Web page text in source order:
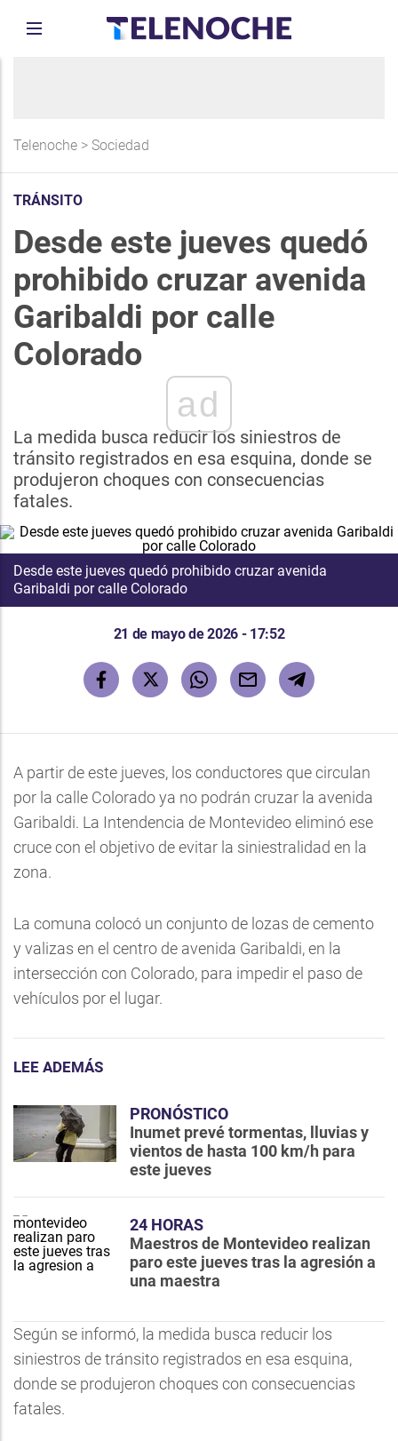
Telenoche > Sociedad
TRÁNSITO
Desde este jueves quedó
prohibido cruzar avenida
Garibaldi por calle
Colorado
ad
La medida busca reducir los siniestros de
tránsito registrados en esa esquina, donde se
produjeron choques con consecuencias
fatales.
Desde este jueves quedó prohibido cruzar avenida
Garibaldi por calle Colorado
21 de mayo de 2026 - 17:52
A partir de este jueves, los conductores que circulan
por la calle Colorado ya no podrán cruzar la avenida
Garibaldi. La Intendencia de Montevideo eliminó ese
cruce con el objetivo de evitar la siniestralidad en la
zona.
La comuna colocó un conjunto de lozas de cemento
y valizas en el centro de avenida Garibaldi, en la
intersección con Colorado, para impedir el paso de
vehículos por el lugar.
LEE ADEMÁS
PRONÓSTICO
Inumet prevé tormentas, lluvias y
vientos de hasta 100 km/h para
este jueves
24 HORAS
Maestros de Montevideo realizan
paro este jueves tras la agresión a
una maestra
Según se informó, la medida busca reducir los
siniestros de tránsito registrados en esa esquina,
donde se produjeron choques con consecuencias
fatales.